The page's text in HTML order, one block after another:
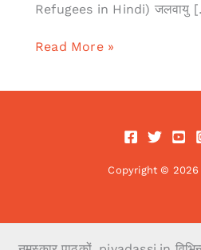
Refugees in Hindi) जलवायु
जलवायु
Read More »
Copyright © 2026